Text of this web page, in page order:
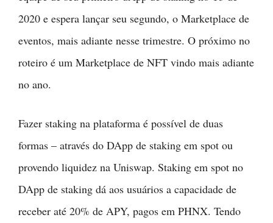
2020 e espera lançar seu segundo, o Marketplace de
eventos, mais adiante nesse trimestre. O próximo no
roteiro é um Marketplace de NFT vindo mais adiante
no ano.
Fazer staking na plataforma é possível de duas
formas – através do DApp de staking em spot ou
provendo liquidez na Uniswap. Staking em spot no
DApp de staking dá aos usuários a capacidade de
receber até 20% de APY, pagos em PHNX. Tendo